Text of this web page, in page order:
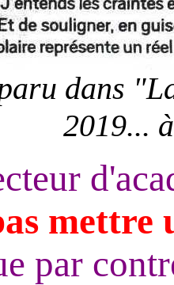
dans
2019...
mettre
par